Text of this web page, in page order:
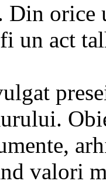
orice
un act
valori